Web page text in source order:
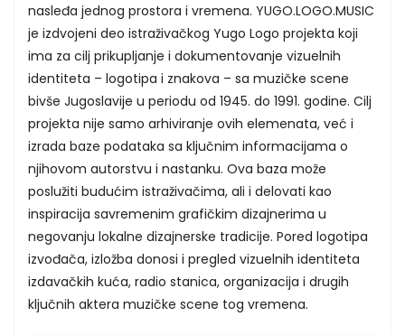
nasleđa jednog prostora i vremena. YUGO.LOGO.MUSIC
je izdvojeni deo istraživačkog Yugo Logo projekta koji
ima za cilj prikupljanje i dokumentovanje vizuelnih
identiteta – logotipa i znakova – sa muzičke scene
bivše Jugoslavije u periodu od 1945. do 1991. godine. Cilj
projekta nije samo arhiviranje ovih elemenata, već i
izrada baze podataka sa ključnim informacijama o
njihovom autorstvu i nastanku. Ova baza može
poslužiti budućim istraživačima, ali i delovati kao
inspiracija savremenim grafičkim dizajnerima u
negovanju lokalne dizajnerske tradicije. Pored logotipa
izvođača, izložba donosi i pregled vizuelnih identiteta
izdavačkih kuća, radio stanica, organizacija i drugih
ključnih aktera muzičke scene tog vremena.